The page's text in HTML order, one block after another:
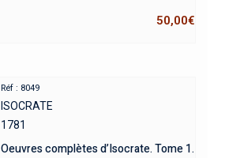
50,00€
Réf : 8049
ISOCRATE
1781
Oeuvres complètes d’Isocrate. Tome 1.